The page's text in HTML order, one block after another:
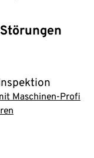
Maschinen-Profi